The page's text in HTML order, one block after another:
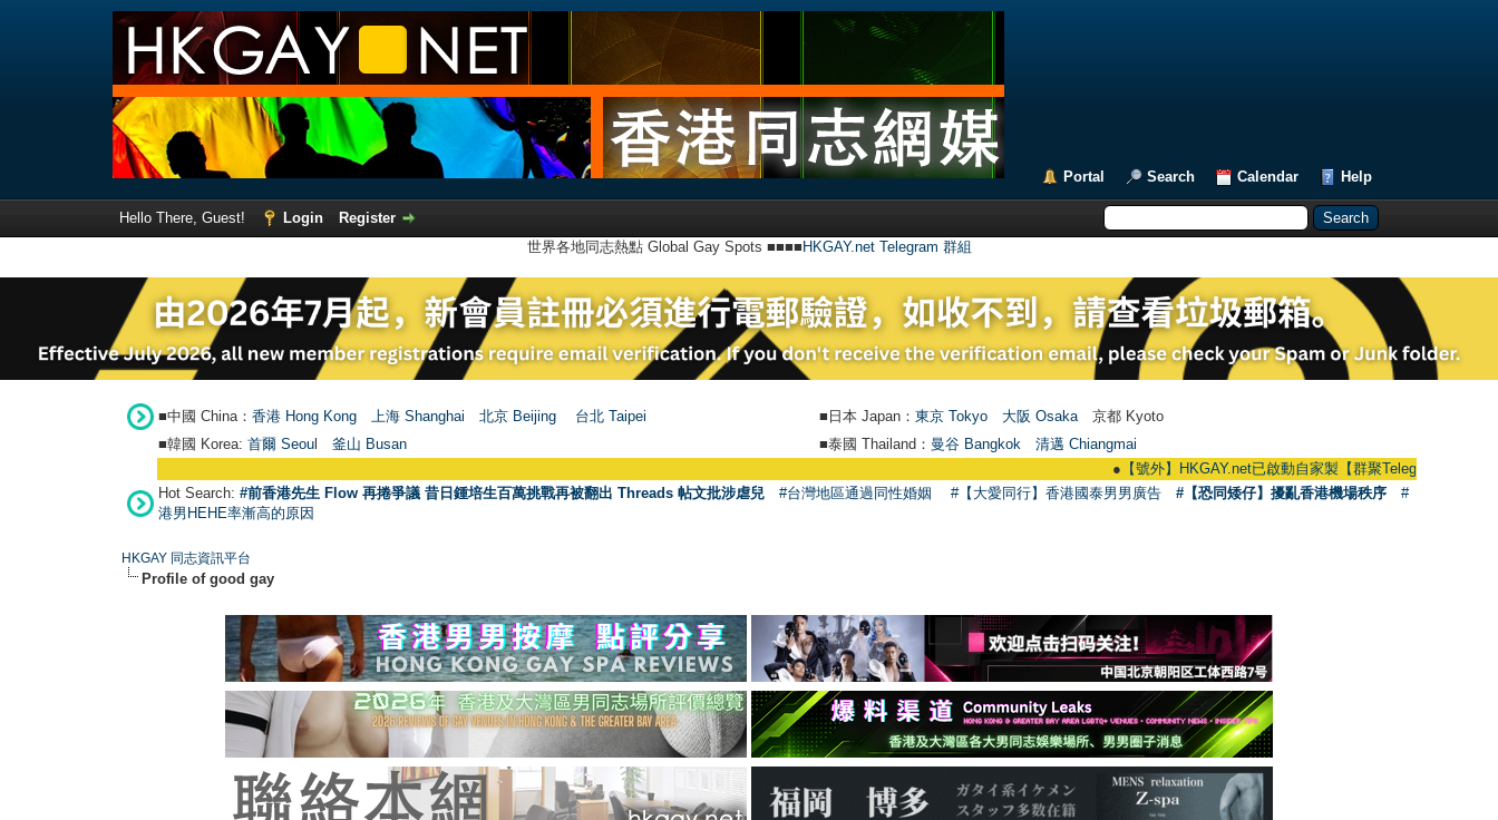
Portal Search Calendar Help
Hello There, Guest! Login
Register
世界各地同志熱點 Global Gay Spots ■■■■ HKGAY.net Telegram 群組
■中國 China： 香港 Hong Kong 上海 Shanghai 北京 Beijing 台北 Taipei ■日本 Japan： 東京 Tokyo 大阪 Osaka 京都 Kyoto
■韓國 Korea: 首爾 Seou 釜山 Busan ■泰國 Thailand： 曼谷 Bangkok
清邁 Chiangmai
【號外】HKGAY.net已啟動自家製【群聚Telegram群組】
Hot Search: #前香港先生 Flow 再捲爭議 昔日鍾培生百萬挑戰再被翻出 Threads 帖文批涉虐兒 #台灣地區通過同性婚姻 #【大愛同行】香港國泰男男廣告 #【恐同矮仔】擾亂香港機場秩序
#
港男HEHE率漸高的原因
HKGAY 同志資訊平台
Profile of good gay